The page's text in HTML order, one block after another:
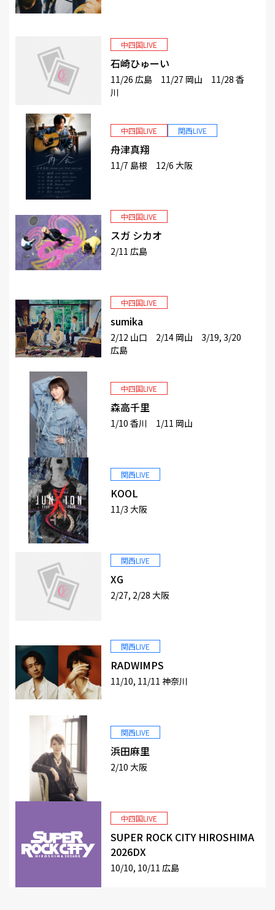
中四国LIVE
石崎ひゅーい
11/26 広島 11/27 岡山 11/28 香
川
中四国LIVE 関西LIVE
舟津真翔
11/7 島根 12/6 大阪
中四国LIVE
スガ シカオ
2/11 広島
中四国LIVE
sumika
2/12 山口 2/14 岡山 3/19, 3/20
広島
中四国LIVE
森高千里
1/10 香川 1/11 岡山
関西LIVE
KOOL
11/3 大阪
関西LIVE
XG
2/27, 2/28 大阪
関西LIVE
RADWIMPS
11/10, 11/11 神奈川
関西LIVE
浜田麻里
2/10 大阪
中四国LIVE
SUPER ROCK CITY HIROSHIMA
2026DX
10/10, 10/11 広島